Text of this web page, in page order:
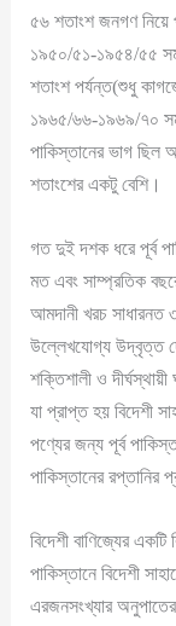
৫৬ শতাংশ জনগণ নিয়ে
১৯৫০/৫১-১৯৫৪/৫৫
শতাংশ পর্যন্ত(শুধু
১৯৬৫/৬৬-১৯৬৯/৭০
পাকিস্তানের ভাগ ছিল
শতাংশের একটু বেশি।
গত দুই দশক ধরে পূর্ব
মত এবং সাম্প্রতিক
আমদানী খরচ সাধারনত
উল্লেখযোগ্য উদ্বৃত্ত
শক্তিশালী ও
যা প্রাপ্ত হয় বিদেশী
পণ্যের জন্য পূর্ব
পাকিস্তানের রপ্তানির
বিদেশী বাণিজ্যের
পাকিস্তানে বিদেশী
এরজনসংখ্যার অনুপাতের